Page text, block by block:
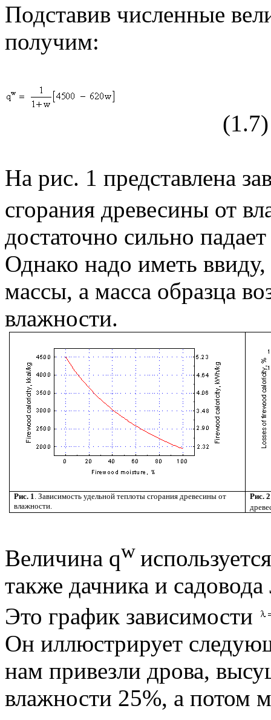
Подставив численные
получим:
(1.7)
На рис. 1 представлена
сгорания древесины от
достаточно сильно
Однако надо иметь
массы, а масса образца
влажности.
Рис. 1 . Зависимость удельной теплоты сгорания древесины от
влажности.
Рис. 2
Величина qw
также дачника и садовода
Это график зависимости
Он иллюстрирует
нам привезли дрова,
влажности 25%, а потом